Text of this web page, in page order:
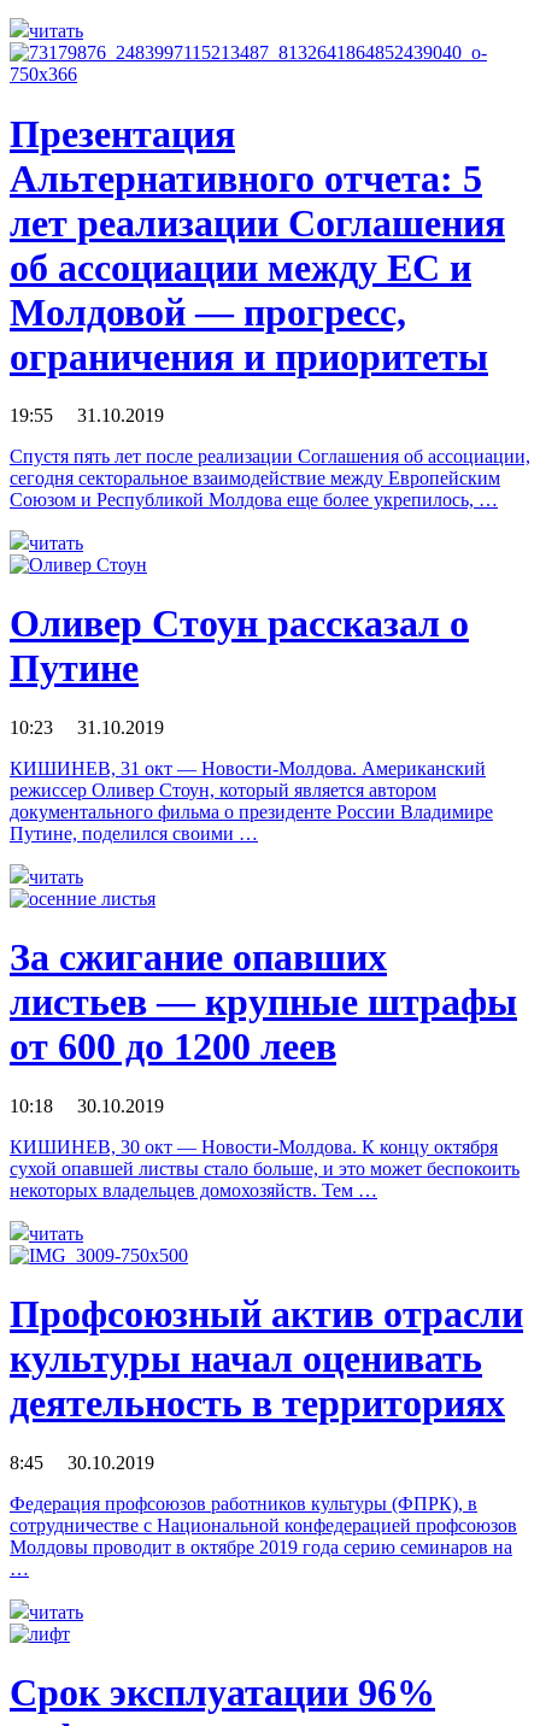
читать
Презентация
Альтернативного отчета: 5
лет реализации Соглашения
об ассоциации между ЕС и
Молдовой — прогресс,
ограничения и приоритеты
19:55 31.10.2019
Спустя пять лет после реализации Соглашения об ассоциации,
сегодня секторальное взаимодействие между Европейским
Союзом и Республикой Молдова еще более укрепилось, …
читать
Оливер Стоун рассказал о
Путине
10:23 31.10.2019
КИШИНЕВ, 31 окт — Новости-Молдова. Американский
режиссер Оливер Стоун, который является автором
документального фильма о президенте России Владимире
Путине, поделился своими …
читать
За сжигание опавших
листьев — крупные штрафы
от 600 до 1200 леев
10:18 30.10.2019
КИШИНЕВ, 30 окт — Новости-Молдова. К концу октября
сухой опавшей листвы стало больше, и это может беспокоить
некоторых владельцев домохозяйств. Тем …
читать
Профсоюзный актив отрасли
культуры начал оценивать
деятельность в территориях
8:45 30.10.2019
Федерация профсоюзов работников культуры (ФПРК), в
сотрудничестве с Национальной конфедерацией профсоюзов
Молдовы проводит в октябре 2019 года серию семинаров на
…
читать
Срок эксплуатации 96%